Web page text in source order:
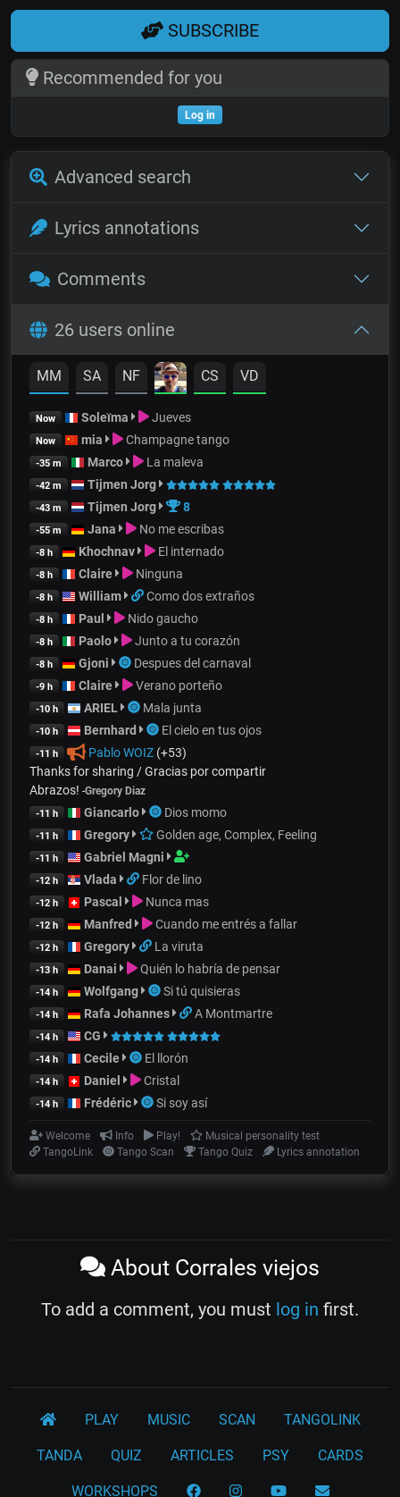
SUBSCRIBE
Recommended for you
Log in
Advanced search
Lyrics annotations
Comments
26 users online
MM SA NF CS VD
Now Soleïma Jueves
Now mia Champagne tango
-35 m Marco La maleva
-42 m Tijmen Jorg
-43 m Tijmen Jorg 8
-55 m Jana No me escribas
-8 h Khochnav El internado
-8 h Claire Ninguna
-8 h William Como dos extraños
-8 h Paul Nido gaucho
-8 h Paolo Junto a tu corazón
-8 h Gjoni Despues del carnaval
-9 h Claire Verano porteño
-10 h ARIEL Mala junta
-10 h Bernhard El cielo en tus ojos
-11 h Pablo WOIZ(+53)
Thanks for sharing / Gracias por compartir
Abrazos! -Gregory Diaz
-11 h Giancarlo Dios momo
-11 h Gregory Golden age, Complex, Feeling
-11 h Gabriel Magni
-12 h Vlada Flor de lino
-12 h Pascal Nunca mas
-12 h Manfred Cuando me entrés a fallar
-12 h Gregory La viruta
-13 h Danai Quién lo habría de pensar
-14 h Wolfgang Si tú quisieras
-14 h Rafa Johannes A Montmartre
-14 h CG
-14 h Cecile El llorón
-14 h Daniel Cristal
-14 h Frédéric Si soy así
Welcome Info Play!
Musical personality test
TangoLink
Tango Scan Tango Quiz Lyrics annotation
About Corrales viejos
To add a comment, you must log in first.
PLAY MUSIC SCAN TANGOLINK
TANDA QUIZ ARTICLES PSY CARDS
WORKSHOPS